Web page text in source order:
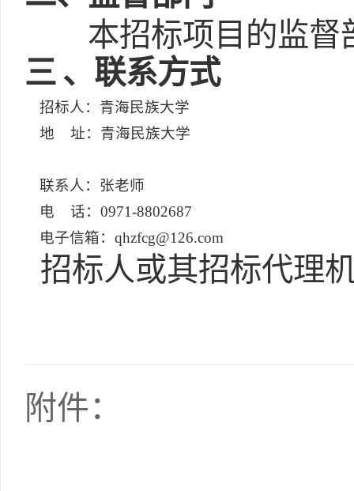
本招标项目的监督
三 、联系方式
招标人：青海民族大学
地 址：青海民族大学
联系人：张老师
电 话：0971-8802687
电子信箱：qhzfcg@126.com
招标人或其招标代理
附件：